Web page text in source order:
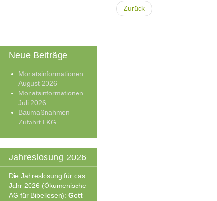
Zurück
Neue Beiträge
Monatsinformationen
August 2026
Monatsinformationen
Juli 2026
Baumaßnahmen
Zufahrt LKG
Jahreslosung 2026
Die Jahreslosung für das
Jahr 2026 (Ökumenische
AG für Bibellesen): Gott